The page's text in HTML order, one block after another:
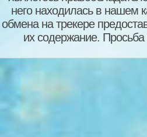
него находилась в нашем
обмена на трекере
их содержание.